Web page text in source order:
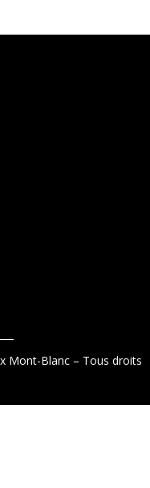
Mont-Blanc – Tous droits